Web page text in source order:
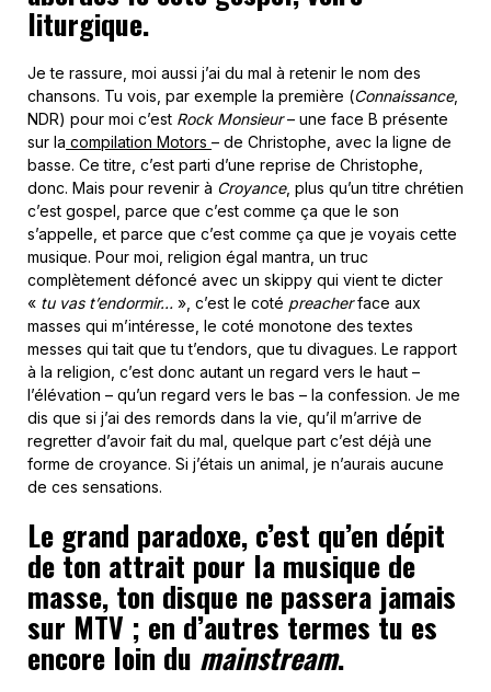
liturgique.
Je te rassure, moi aussi j’ai du mal à retenir le nom des
chansons. Tu vois, par exemple la première (Connaissance,
NDR) pour moi c’est Rock Monsieur– une face B présente
sur la compilation Motors – de Christophe, avec la ligne de
basse. Ce titre, c’est parti d’une reprise de Christophe,
donc. Mais pour revenir à Croyance, plus qu’un titre chrétien
c’est gospel, parce que c’est comme ça que le son
s’appelle, et parce que c’est comme ça que je voyais cette
musique. Pour moi, religion égal mantra, un truc
complètement défoncé avec un skippy qui vient te dicter
« tu vas t’endormir… », c’est le coté preacherface aux
masses qui m’intéresse, le coté monotone des textes
messes qui tait que tu t’endors, que tu divagues. Le rapport
à la religion, c’est donc autant un regard vers le haut –
l’élévation – qu’un regard vers le bas – la confession. Je me
dis que si j’ai des remords dans la vie, qu’il m’arrive de
regretter d’avoir fait du mal, quelque part c’est déjà une
forme de croyance. Si j’étais un animal, je n’aurais aucune
de ces sensations.
Le grand paradoxe, c’est qu’en dépit
de ton attrait pour la musique de
masse, ton disque ne passera jamais
sur MTV ; en d’autres termes tu es
encore loin du mainstream.